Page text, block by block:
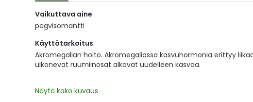
the
images
Vaikuttava aine
pegvisomantti
Käyttötarkoitus
Akromegalian hoito. Akromegaliassa kasvuhormonia erittyy
ulkonevat ruumiinosat alkavat uudelleen kasvaa.
Näytä koko kuvaus